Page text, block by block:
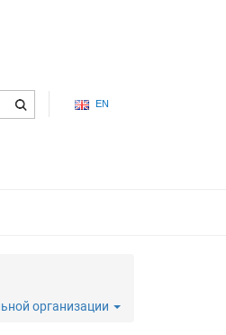
EN
организации